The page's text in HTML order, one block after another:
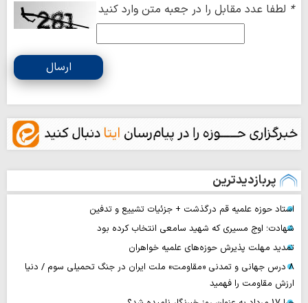
* لطفا عدد مقابل را در جعبه متن وارد کنید
ارسال
پربازدیدترین
استاد حوزه علمیه قم درگذشت + جزئیات تشییع و تدفین
شهادت؛ اوج مسیری که شهید سامعی انتخاب کرده بود
تمدید مهلت پذیرش حوزه‌های علمیه خواهران
۸ درس جهانی و تمدنی «مقاومت» ملت ایران در جنگ تحمیلی سوم / دنیا
ارزش مقاومت را فهمید